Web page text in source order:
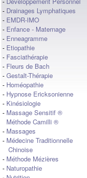
- Drainages Lymphatiques
- EMDR-IMO
- Enfance - Maternage
- Enneagramme
- Etiopathie
- Fasciathérapie
- Fleurs de Bach
- Gestalt-Thérapie
- Homéopathie
- Hypnose Ericksonienne
- Kinésiologie
- Massage Sensitif ®
Méthode Camilli ®
- Massages
- Médecine Traditionnelle
Chinoise
- Méthode Mézières
- Naturopathie